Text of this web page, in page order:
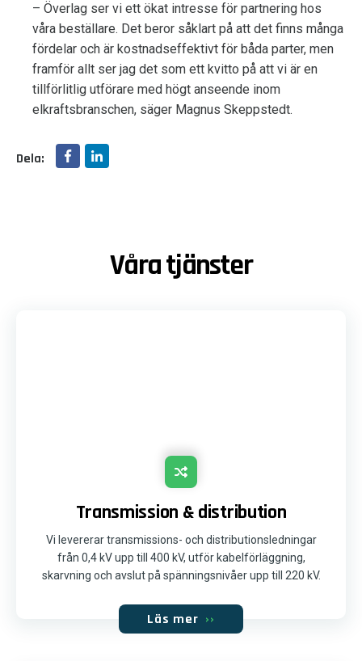
– Överlag ser vi ett ökat intresse för partnering hos
våra beställare. Det beror såklart på att det finns många
fördelar och är kostnadseffektivt för båda parter, men
framför allt ser jag det som ett kvitto på att vi är en
tillförlitlig utförare med högt anseende inom
elkraftsbranschen, säger Magnus Skeppstedt.
Dela:
Våra tjänster
Transmission & distribution
Vi levererar transmissions- och distributionsledningar
från 0,4 kV upp till 400 kV, utför kabelförläggning,
skarvning och avslut på spänningsnivåer upp till 220 kV.
Läs mer ››